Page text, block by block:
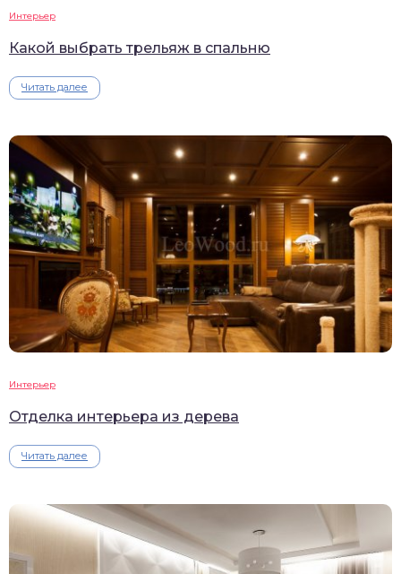
Интерьер
Какой выбрать трельяж в спальню
Читать далее
Интерьер
Отделка интерьера из дерева
Читать далее